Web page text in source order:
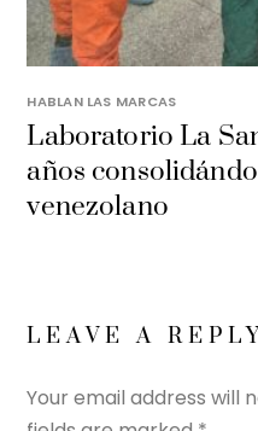
HABLAN LAS MARCAS
Laboratorio La
años
venezolano
LEAVE A
Your email address will